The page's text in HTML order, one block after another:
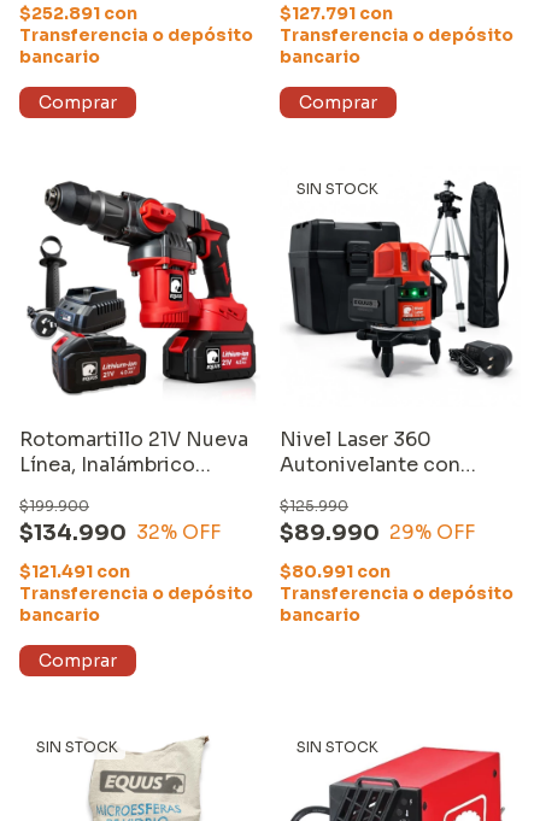
$252.891 con
Transferencia o depósito
bancario
$127.791 con
Transferencia o depósito
bancario
Rotomartillo 21V Nueva
Línea, Inalámbrico
Cargador Equus
$134.990
$199.900
32% OFF
$121.491 con
Transferencia o depósito
bancario
SIN STOCK
Nivel Laser 360
Autonivelante con
$89.990
$125.990
29% OFF
$80.991 con
Transferencia o depósito
bancario
SIN STOCK SIN STOCK